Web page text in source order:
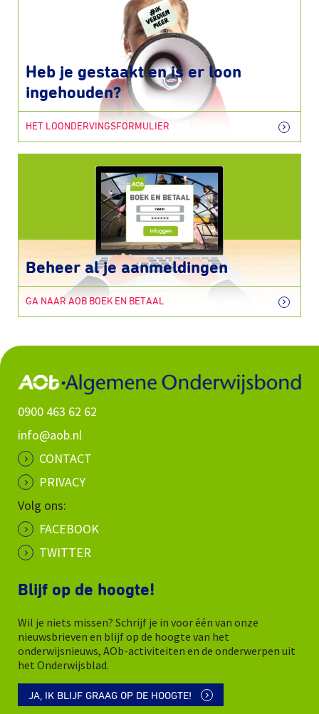
Heb je gestaakt en is er loon
ingehouden?
HET LOONDERVINGSFORMULIER
Beheer al je aanmeldingen
GA NAAR AOB BOEK EN BETAAL
0900 463 62 62
info@aob.nl
CONTACT
PRIVACY
Volg ons:
FACEBOOK
TWITTER
Blijf op de hoogte!
Wil je niets missen? Schrijf je in voor één van onze
nieuwsbrieven en blijf op de hoogte van het
onderwijsnieuws, AOb-activiteiten en de onderwerpen uit
het Onderwijsblad.
JA, IK BLIJF GRAAG OP DE HOOGTE!